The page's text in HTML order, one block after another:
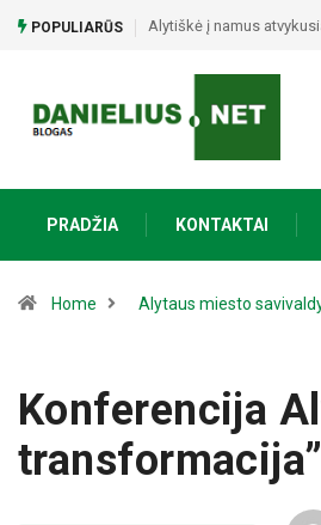
POPULIARŪS Policija prašo pagalbos:
PRADŽIA KONTAKTAI
Home Alytaus miesto
Konferencija